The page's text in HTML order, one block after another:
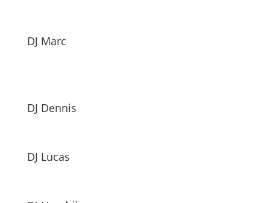
DJ Marc
DJ Dennis
DJ Lucas